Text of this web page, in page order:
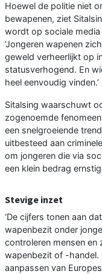
Hoewel de politie niet
bewapenen, ziet
wordt op sociale
‘Jongeren wapenen
geweld verheerlijkt op
statusverhogend. En
heel eenvoudig vinden.’
Sitalsing waarschuwt
zogenoemde
een snelgroeiende
uitbesteed aan
om jongeren die via
een klein bedrag
Stevige inzet
‘De cijfers tonen aan
wapenbezit onder
controleren mensen en
wapenbezit of -handel.
aanpassen van